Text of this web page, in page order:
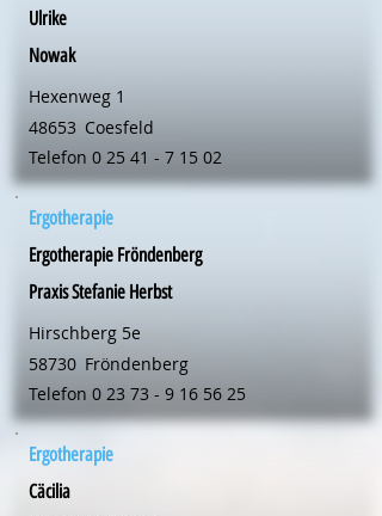
Ulrike
Nowak
Hexenweg 1
48653 Coesfeld
Telefon 0 25 41 - 7 15 02
Ergotherapie
Ergotherapie Fröndenberg
Praxis Stefanie Herbst
Hirschberg 5e
58730 Fröndenberg
Telefon 0 23 73 - 9 16 56 25
Ergotherapie
Cäcilia